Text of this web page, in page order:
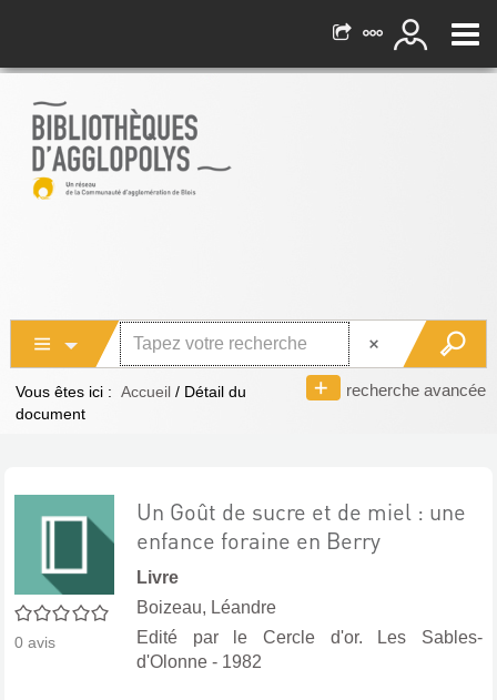
recherche avancée
Vous êtes ici : Accueil / Détail du
document
0/5
0 avis
Un Goût de sucre et de miel : une
enfance foraine en Berry
Livre
Boizeau, Léandre
Edité par
le Cercle d'or. Les Sables-
d'Olonne - 1982